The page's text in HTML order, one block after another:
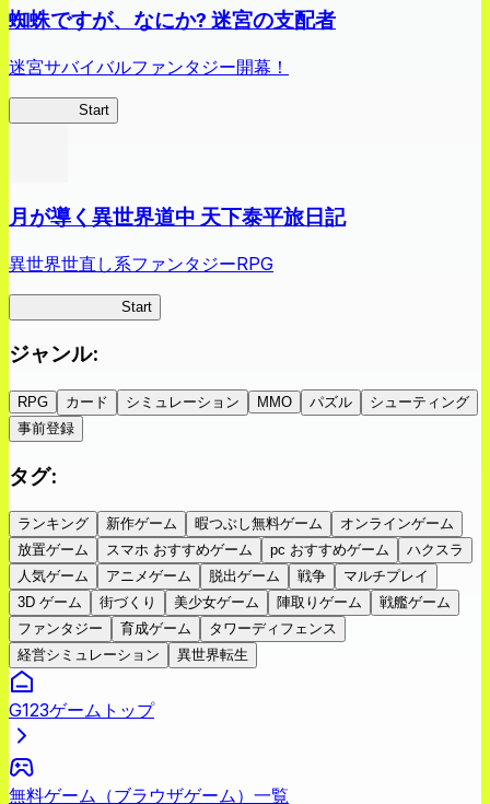
蜘蛛ですが、なにか? 迷宮の支配者
迷宮サバイバルファンタジー開幕！
Start
月が導く異世界道中 天下泰平旅日記
異世界世直し系ファンタジーRPG
Start
ジャンル:
RPG カード シミュレーション MMO パズル
シューティング
事前登録
タグ:
ランキング 新作ゲーム 暇つぶし無料ゲーム
オンラインゲーム
放置ゲーム
スマホ おすすめゲーム pc おすすめゲーム
ハクスラ
人気ゲーム
アニメゲーム 脱出ゲーム 戦争
マルチプレイ
3D ゲーム
街づくり 美少女ゲーム 陣取りゲーム
戦艦ゲーム
ファンタジー
育成ゲーム
タワーディフェンス
経営シミュレーション
異世界転生
G123ゲームトップ
無料ゲーム（ブラウザゲーム）一覧